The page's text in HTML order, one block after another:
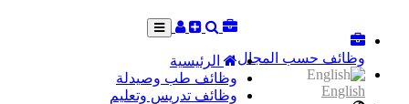
وظائف حسب المجال
English
الرئيسية
وظائف طب وصيدلة
وظائف تدريس وتعليم